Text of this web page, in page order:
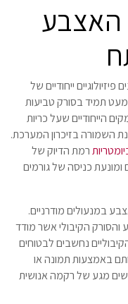
האצבע
ייחודיים של
תמיד בסורק טביעות
הייחודיים שעל כריות
השמורה בזיכרון המערכת.
רמת הדיוק של
כניסה של גורמים
במנעולים מודרניים.
הקיבולי אשר מודד
נחשבים לבטוחים
באמצעות תמונה או
מגע של רקמה אנושית